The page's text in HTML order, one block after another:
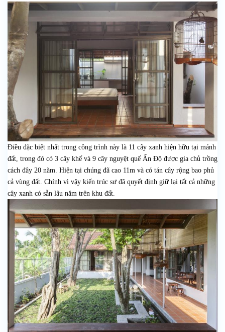
Điều đặc biệt nhất trong công trình này là 11 cây xanh hiện hữu tại mảnh
đất, trong đó có 3 cây khế và 9 cây nguyệt quế Ấn Độ được gia chủ trồng
cách đây 20 năm. Hiện tại chúng đã cao 11m và có tán cây rộng bao phủ
cả vùng đất. Chính vì vậy kiến trúc sư đã quyết định giữ lại tất cả những
cây xanh có sẵn lâu năm trên khu đất.